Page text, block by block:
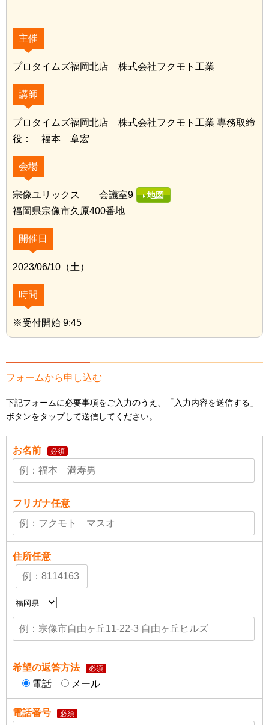
主催
プロタイムズ福岡北店 株式会社フクモト工業
講師
プロタイムズ福岡北店 株式会社フクモト工業 専務取締
役： 福本 章宏
会場
宗像ユリックス 会議室9 地図
福岡県宗像市久原400番地
開催日
2023/06/10（土）
時間
※受付開始 9:45
フォームから申し込む
下記フォームに必要事項をご入力のうえ、「入力内容を送信する」
ボタンをタップして送信してください。
お名前 必須
フリガナ任意
住所任意
希望の返答方法 必須
電話 メール
電話番号 必須